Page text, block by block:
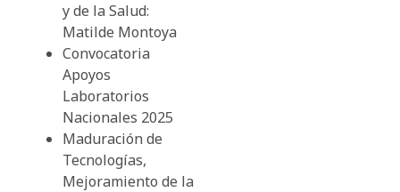
y de la Salud:
Matilde Montoya
Convocatoria
Apoyos
Laboratorios
Nacionales 2025
Maduración de
Tecnologías,
Mejoramiento de la